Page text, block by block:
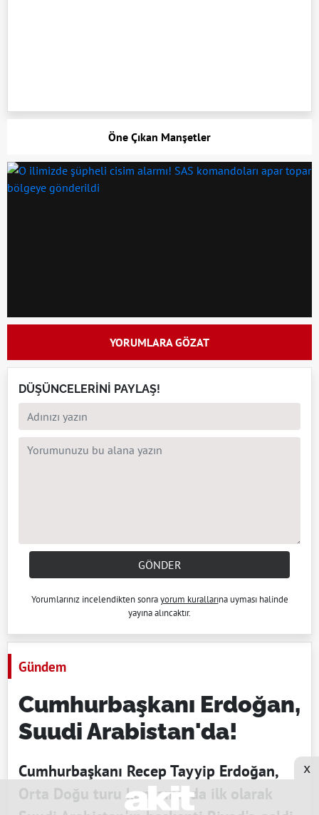
Öne Çıkan Manşetler
YORUMLARA GÖZAT
DÜŞÜNCELERİNİ PAYLAŞ!
GÖNDER
Yorumlarınız incelendikten sonrayorum kurallarına uyması halinde
yayına alıncaktır.
Gündem
Cumhurbaşkanı Erdoğan,
Suudi Arabistan'da!
Cumhurbaşkanı Recep Tayyip Erdoğan,
Orta Doğu turu kapsamında ilk olarak
x